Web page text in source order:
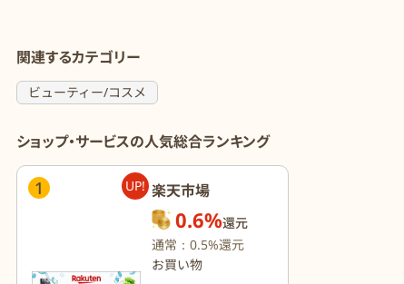
関連するカテゴリー
ビューティー/コスメ
ショップ・サービスの人気総合ランキング
1 UP! 楽天市場
0.6%還元
通常：0.5%還元
お買い物